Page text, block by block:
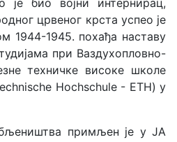
црвеног крста успео је
1944-1945. похађа наставу
при Ваздухопловно-
техничке високе школе
Hochschule - ETH) у
примљен је у ЈА